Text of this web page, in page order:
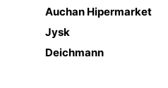
Auchan Hipermarket
Jysk
Deichmann